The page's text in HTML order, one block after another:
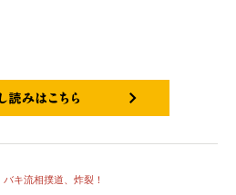
バキ流相撲道、炸裂！